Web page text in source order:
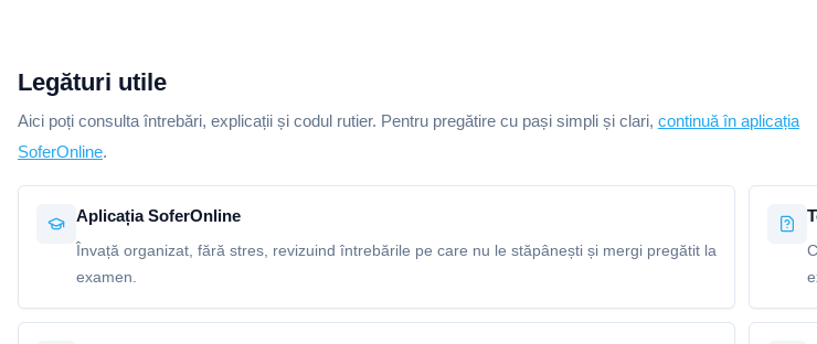
Legături utile
Aici poți consulta întrebări, explicații și codul rutier. Pentru pregătire cu pași simpli și clari, continuă în aplicația
SoferOnline.
Aplicația SoferOnline
Învață organizat, fără stres, revizuind întrebările pe care nu le stăpânești și mergi pregătit la
examen.